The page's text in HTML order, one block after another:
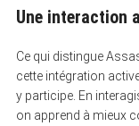
Une interaction
Ce qui distingue
cette intégration
y participe. En
on apprend à mieux
a
h
f
o
r
: